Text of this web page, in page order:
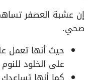
إن عشبة العصفر
صحي.
حيث أنها تعمل
على الخلود